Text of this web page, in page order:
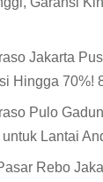
Jakarta
Hingga 70%!
Pulo
Lantai
Rebo